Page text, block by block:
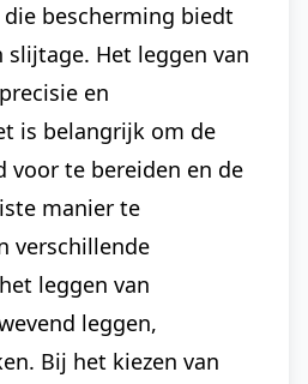
bescherming biedt
slijtage. Het leggen van
en
is belangrijk om de
voor te bereiden en de
manier te
verschillende
leggen van
leggen,
Bij het kiezen van